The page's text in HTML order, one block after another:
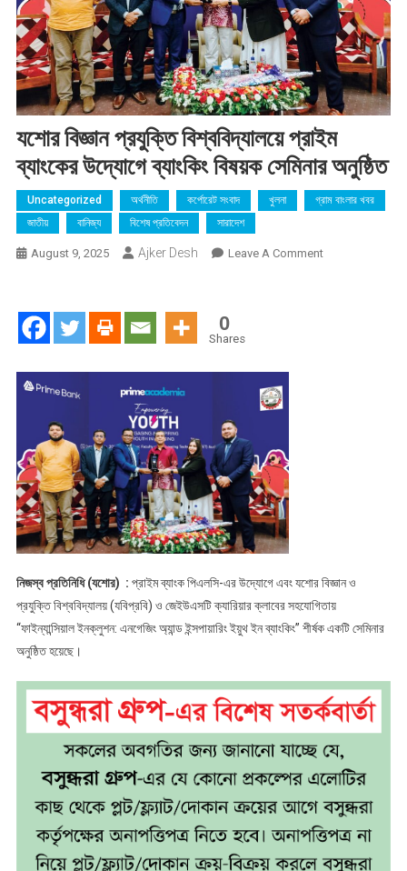
যশোর বিজ্ঞান প্রযুক্তি বিশ্ববিদ্যালয়ে প্রাইম
ব্যাংকের উদ্যোগে ব্যাংকিং বিষয়ক সেমিনার অনুষ্ঠিত
Uncategorized অর্থনীতি কর্পোরেট সংবাদ খুলনা
গ্রাম বাংলার খবর
জাতীয়
বানিজ্য বিশেষ প্রতিবেদন সারাদেশ
August 9, 2025 Ajker Desh Leave A CommentOn
0
Shares
নিজস্ব প্রতিনিধি (যশোর) : প্রাইম ব্যাংক পিএলসি-এর উদ্যোগে এবং যশোর বিজ্ঞান ও
প্রযুক্তি বিশ্ববিদ্যালয় (যবিপ্রবি) ও জেইউএসটি ক্যারিয়ার ক্লাবের সহযোগিতায়
“ফাইন্যান্সিয়াল ইনক্লুশন: এনগেজিং অ্যান্ড ইন্সপায়ারিং ইয়ুথ ইন ব্যাংকিং” শীর্ষক একটি সেমিনার
অনুষ্ঠিত হয়েছে।